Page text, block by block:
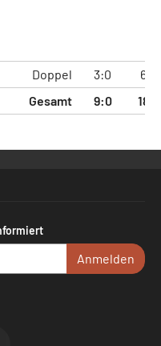
Doppel 3:0
6:0
Gesamt
9:0 18:1
Anmelden